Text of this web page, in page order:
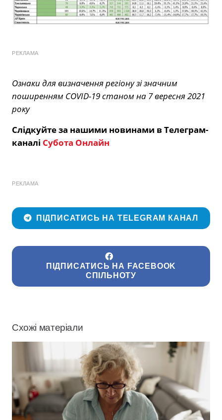
РЕКЛАМА
Ознаки для визначення регіону зі значним
поширенням COVID-19 станом на 7вересня 2021
року
Слідкуйте за нашими новинами в Телеграм-
каналі Субота Онлайн
РЕКЛАМА
ПІДПИСАТИСЬ НА TELEGRAM КАНАЛ
ПІДПИСАТИСЬ НА FACEBOOK
СПІЛЬНОТУ
Схожі матеріали